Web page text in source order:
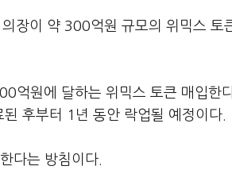
장이 약 300억원 규모의 위믹스 토
억원에 달하는 위믹스 토큰 매입한
후부터 1년 동안 락업될 예정이다.
다는 방침이다.